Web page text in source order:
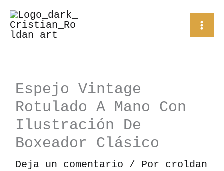
al
contenido
Espejo Vintage
Rotulado A Mano Con
Ilustración De
Boxeador Clásico
Deja un comentario / Por croldan